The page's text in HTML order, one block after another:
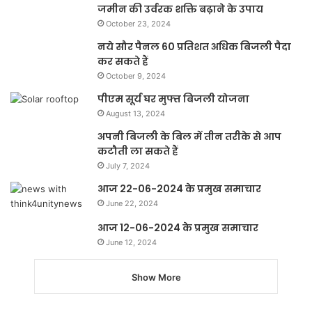
जमीन की उर्वरक शक्ति बढ़ाने के उपाय
October 23, 2024
नये सौर पैनल 60 प्रतिशत अधिक बिजली पैदा
कर सकते हैं
October 9, 2024
पीएम सूर्य घर मुफ्त बिजली योजना
August 13, 2024
अपनी बिजली के बिल में तीन तरीके से आप
कटौती ला सकते हैं
July 7, 2024
आज 22-06-2024 के प्रमुख समाचार
June 22, 2024
आज 12-06-2024 के प्रमुख समाचार
June 12, 2024
Show More